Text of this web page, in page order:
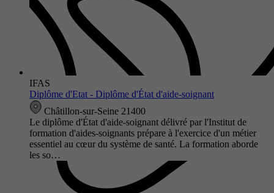
IFAS
Diplôme d'Etat - Diplôme d'État d'aide-soignant
Châtillon-sur-Seine 21400
Le diplôme d'État d'aide-soignant délivré par l'Institut de
formation d'aides-soignants prépare à l'exercice d'un métier
essentiel au cœur du système de santé. La formation aborde
les so…